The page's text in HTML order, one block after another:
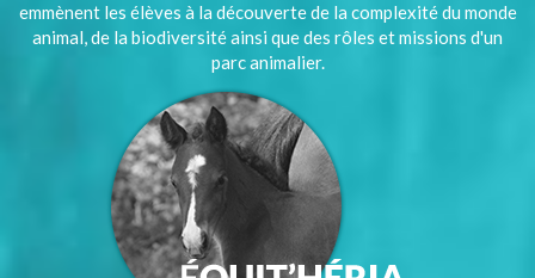
emmènent les élèves à la découverte de la complexité du monde
animal, de la biodiversité ainsi que des rôles et missions d'un
parc animalier.